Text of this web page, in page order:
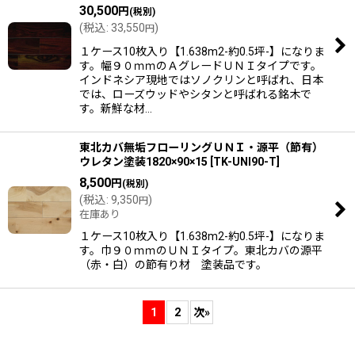
30,500円 (税別)
(税込: 33,550円)
１ケース10枚入り【1.638m2-約0.5坪-】になりま
す。幅９０ｍｍのＡグレードＵＮＩタイプです。
インドネシア現地ではソノクリンと呼ばれ、日本
では、ローズウッドやシタンと呼ばれる銘木で
す。新鮮な材…
東北カバ無垢フローリングＵＮＩ・源平（節有）
ウレタン塗装1820×90×15 TK-UNI90-T
8,500円 (税別)
(税込: 9,350円)
在庫あり
１ケース10枚入り【1.638m2-約0.5坪-】になりま
す。巾９０ｍｍのＵＮＩタイプ。東北カバの源平
（赤・白）の節有り材 塗装品です。
1 2 次»